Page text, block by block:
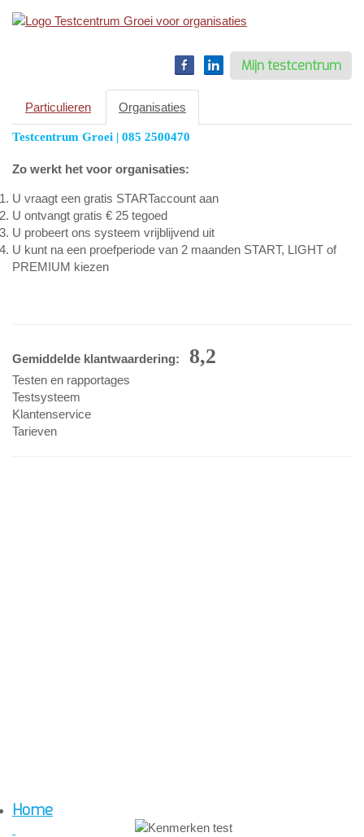
Mijn testcentrum
Particulieren Organisaties
Testcentrum Groei | 085 2500470
Zo werkt het voor organisaties:
U vraagt een gratis STARTaccount aan
U ontvangt gratis € 25 tegoed
U probeert ons systeem vrijblijvend uit
U kunt na een proefperiode van 2 maanden START, LIGHT of
PREMIUM kiezen
Gemiddelde klantwaardering: 8,2
Testen en rapportages
Testsysteem
Klantenservice
Tarieven
Home